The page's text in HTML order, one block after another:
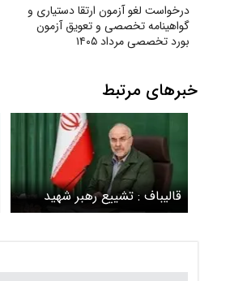
درخواست لغو آزمون ارتقا دستیاری و
گواهینامه تخصصی و تعویق آزمون
بورد تخصصی مرداد ۱۴۰۵
خبرهای مرتبط
قالیباف : تشییع رهبر شهید
انقلاب، تجدید میثاق با